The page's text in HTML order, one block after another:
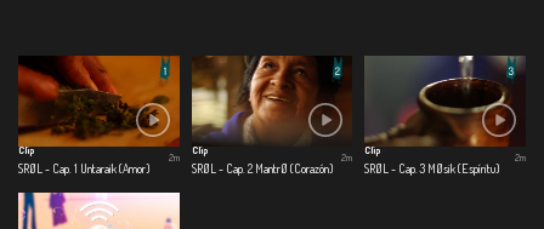
Clip
SRØL - Cap. 1 Untaraik (Amor)
2m
Clip
SRØL - Cap. 2 MantrØ (Corazón)
2m
Clip
SRØL - Cap. 3 MØsik (Espíritu)
2m